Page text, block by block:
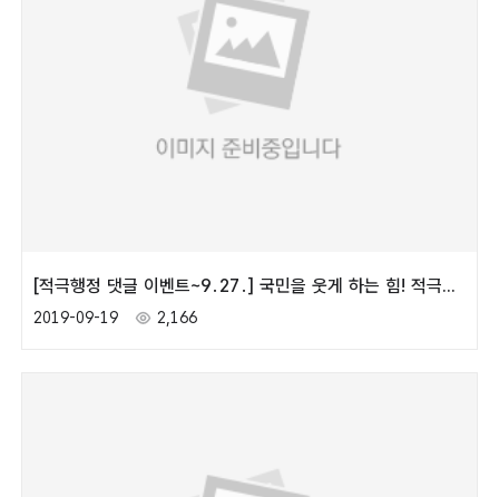
[적극행정 댓글 이벤트~9․27․] 국민을 웃게 하는 힘! 적극행정 스토리
2019-09-19 2,166